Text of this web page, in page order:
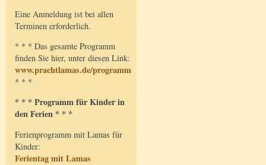
Eine Anmeldung ist bei allen
Terminen erforderlich.
* * * Das gesamte Programm
finden Sie hier, unter diesen Link:
www.prachtlamas.de/programm
* * *
* * * Programm für Kinder in
den Ferien * * *
Ferienprogramm mit Lamas für
Kinder:
Ferientag mit Lamas